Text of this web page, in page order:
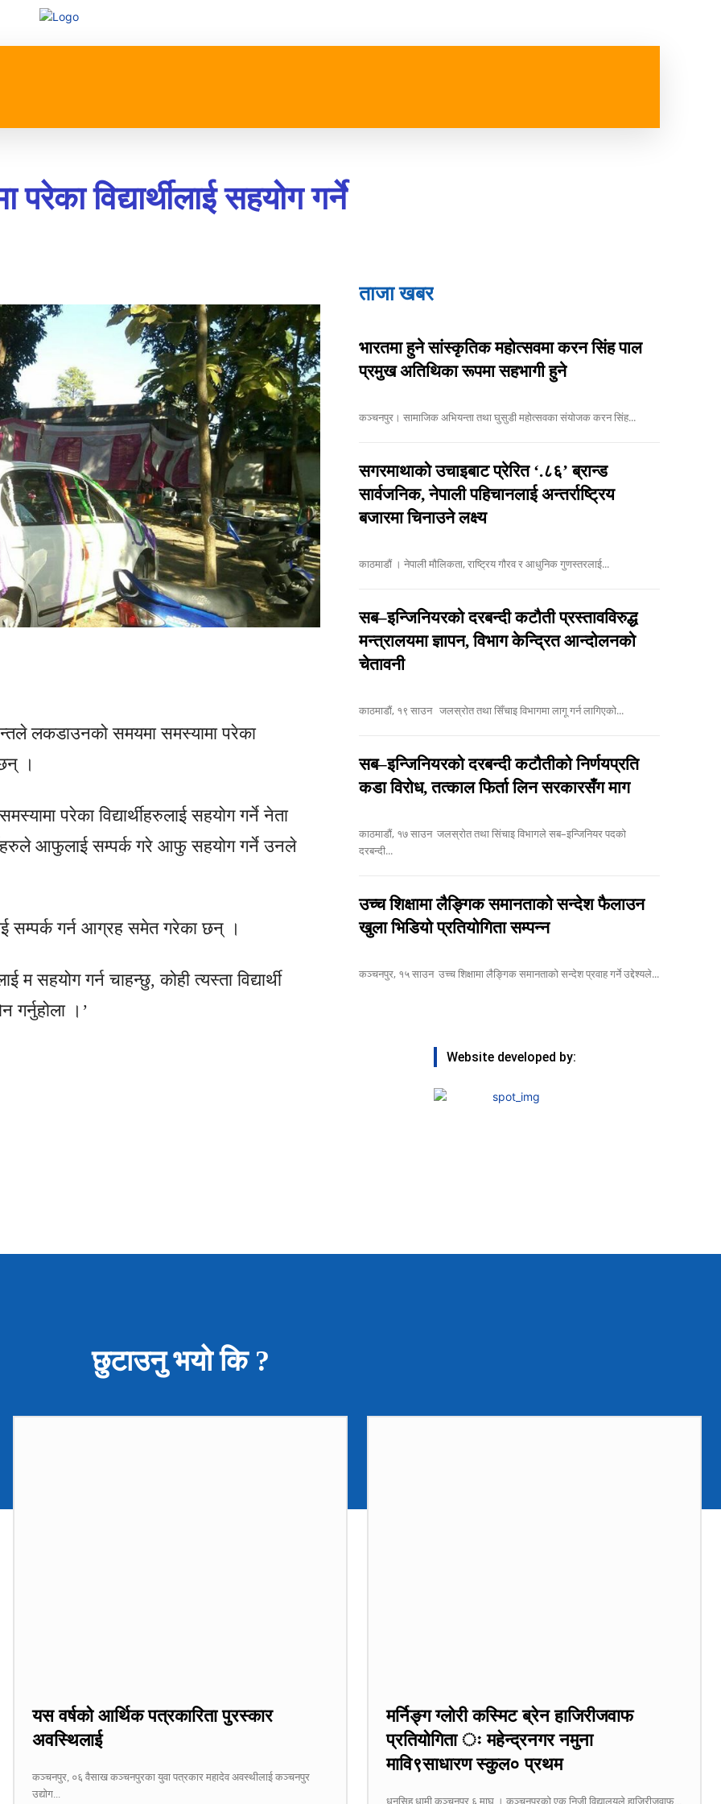
परेका विद्यार्थीलाई सहयोग गर्ने
लकडाउनको समयमा समस्यामा परेका
।
परेका विद्यार्थीहरुलाई सहयोग गर्ने नेता
आफुलाई सम्पर्क गरे आफु सहयोग गर्ने उनले
सम्पर्क गर्न आग्रह समेत गरेका छन् ।
म सहयोग गर्न चाहन्छु, कोही त्यस्ता विद्यार्थी
।’
ताजा खबर
भारतमा हुने सांस्कृतिक महोत्सवमा करन सिंह पाल
प्रमुख अतिथिका रूपमा सहभागी हुने
कञ्चनपुर। सामाजिक अभियन्ता तथा घुसुडी महोत्सवका संयोजक करन सिंह...
सगरमाथाको उचाइबाट प्रेरित ‘.८६’ ब्रान्ड
सार्वजनिक, नेपाली पहिचानलाई अन्तर्राष्ट्रिय
बजारमा चिनाउने लक्ष्य
काठमाडौं । नेपाली मौलिकता, राष्ट्रिय गौरव र आधुनिक गुणस्तरलाई...
सब–इन्जिनियरको दरबन्दी कटौती प्रस्तावविरुद्ध
मन्त्रालयमा ज्ञापन, विभाग केन्द्रित आन्दोलनको
चेतावनी
काठमाडौं, १९ साउन जलस्रोत तथा सिँचाइ विभागमा लागू गर्न लागिएको...
सब–इन्जिनियरको दरबन्दी कटौतीको निर्णयप्रति
कडा विरोध, तत्काल फिर्ता लिन सरकारसँग माग
काठमाडौं, १७ साउन जलस्रोत तथा सिंचाइ विभागले सब–इन्जिनियर पदको
दरबन्दी...
उच्च शिक्षामा लैङ्गिक समानताको सन्देश फैलाउन
खुला भिडियो प्रतियोगिता सम्पन्न
कञ्चनपुर, १५ साउन उच्च शिक्षामा लैङ्गिक समानताको सन्देश प्रवाह गर्ने उद्देश्यले...
Website developed by:
छुटाउनु भयो कि ?
यस वर्षको आर्थिक पत्रकारिता पुरस्कार
अवस्थिलाई
कञ्चनपुर, ०६ वैसाख कञ्चनपुरका युवा पत्रकार महादेव अवस्थीलाई कञ्चनपुर
उद्योग...
मर्निङ्ग ग्लोरी कस्मिट ब्रेन हाजिरीजवाफ
प्रतियोगिता ः महेन्द्रनगर नमुना
मावि९साधारण स्कुल० प्रथम
धनसिह धामी कञ्चनपुर ६ माघ । कञ्चनपुरको एक निजी विद्यालयले हाजिरीजवाफ...